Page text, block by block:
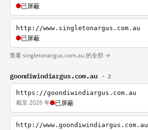
已屏蔽
http://www.singletonargus.com.au
已屏蔽
查看 singletonargus.com.au 的全部 →
goondiwindiargus.com.au · 2
https://goondiwindiargus.com.au
截至 2026 年 已屏蔽
http://www.goondiwindiargus.com.au